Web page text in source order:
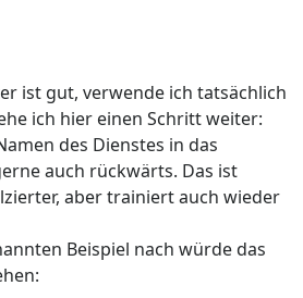
ist gut, verwende ich tatsächlich
ich hier einen Schritt weiter:
des Dienstes in das
auch rückwärts. Das ist
aber trainiert auch wieder
Beispiel nach würde das